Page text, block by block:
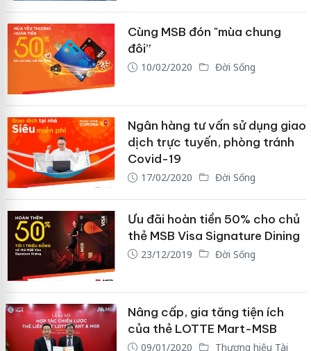
Cùng MSB đón "mùa chung
đôi”
10/02/2020 Đời Sống
Ngân hàng tư vấn sử dụng giao
dịch trực tuyến, phòng tránh
Covid-19
17/02/2020 Đời Sống
Ưu đãi hoàn tiền 50% cho chủ
thẻ MSB Visa Signature Dining
23/12/2019 Đời Sống
Nâng cấp, gia tăng tiện ích
của thẻ LOTTE Mart-MSB
09/01/2020 Thương hiệu Tài